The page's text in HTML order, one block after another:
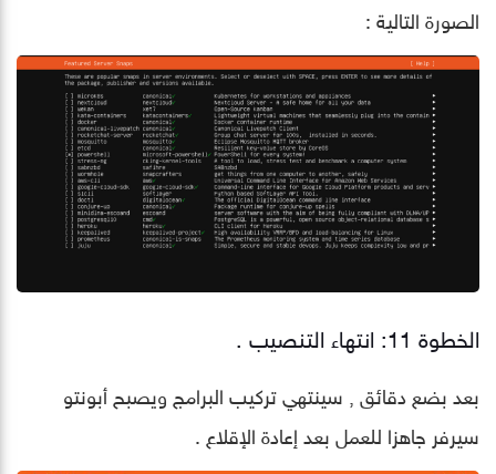
الصورة التالية :
الخطوة 11: انتهاء التنصيب .
بعد بضع دقائق , سينتهي تركيب البرامج ويصبح أبونتو
سيرفر جاهزا للعمل بعد إعادة الإقلاع .